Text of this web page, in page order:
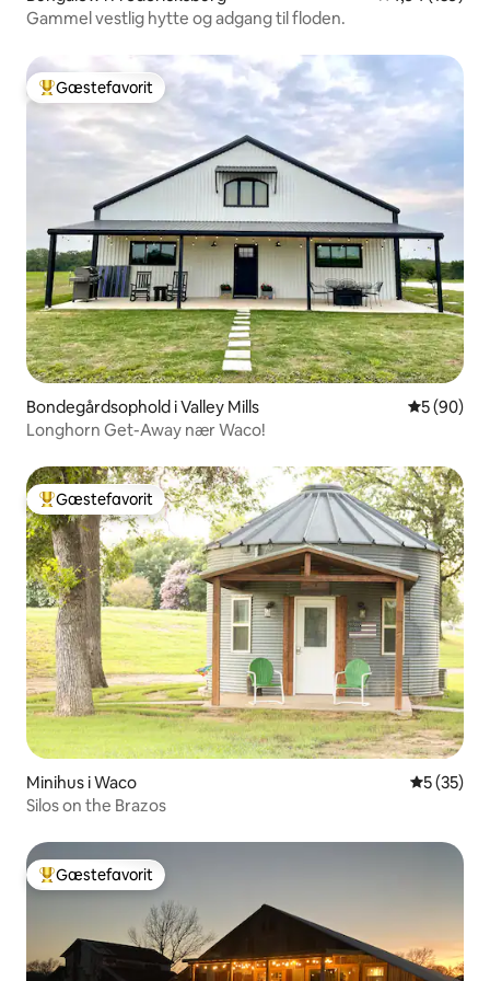
Gammel vestlig hytte og adgang til floden.
Bedste gæstefavorit
Gæstefavorit
Bondegårdsophold i Valley Mills 5 ud af 5 i
5 (90)
Longhorn Get-Away nær Waco!
Bedste gæstefavorit
Gæstefavorit
Minihus i Waco 5 ud af 5 i
5 (35)
Silos on the Brazos
Bedste gæstefavorit
Gæstefavorit